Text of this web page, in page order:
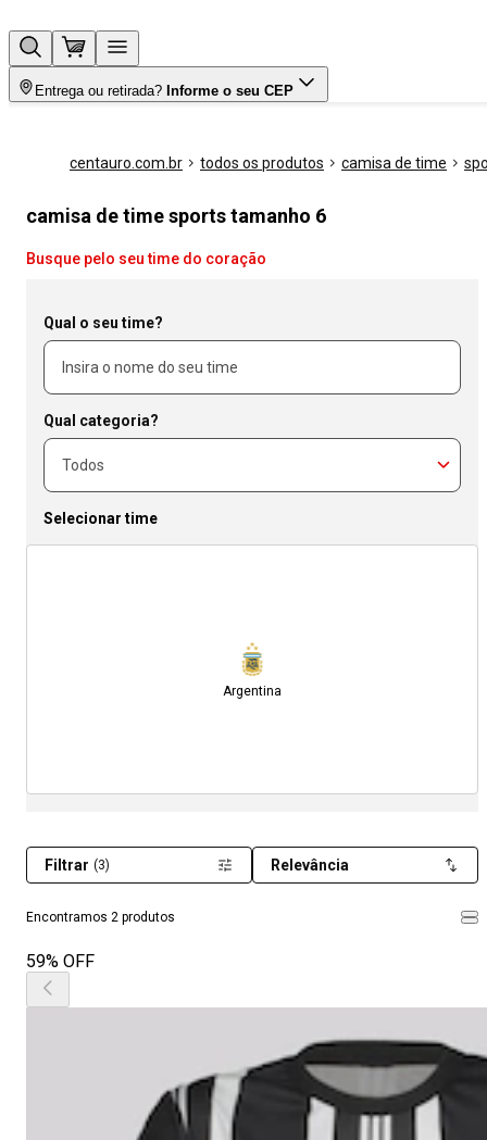
Entrega ou retirada? Informe o seu CEP
centauro.com.br todos os produtos camisa de time
camisa de time sports tamanho 6
Busque pelo seu time do coração
Qual o seu time?
Qual categoria?
Selecionar time
Argentina
Encontramos 2 produtos
Filtrar (3) Relevância
59% OFF